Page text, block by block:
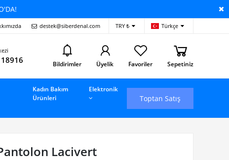
destek@siberdenal.com TRY ₺ Türkçe
Bildirimler Üyelik Favoriler Sepetiniz
Kadın Bakım
Ürünleri
Elektronik
Toptan Satış
Lacivert